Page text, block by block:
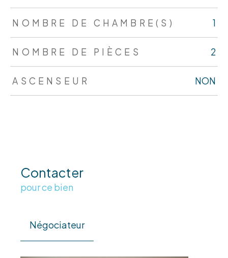
NOMBRE DE CHAMBRE(S) 1
NOMBRE DE PIÈCES 2
ASCENSEUR NON
Contacter
pour ce bien
Négociateur